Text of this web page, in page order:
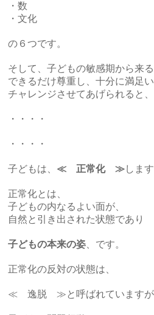
・数
・文化
の６つです。
そして、子どもの敏感期から来
できるだけ尊重し、十分に満足
チャレンジさせてあげられると、
・・・・
・・・・
子どもは、 ≪ 正常化 ≫します
正常化とは、
子どもの内なるよい面が、
自然と引き出された状態であり
子どもの本来の姿 、です。
正常化の反対の状態は、
≪ 逸脱 ≫と呼ばれていますが